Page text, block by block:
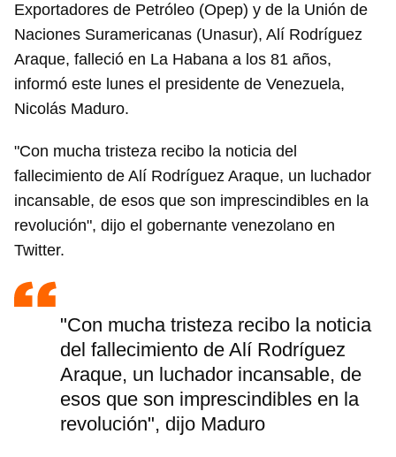
Exportadores de Petróleo (Opep) y de la Unión de
Naciones Suramericanas (Unasur), Alí Rodríguez
Araque, falleció en La Habana a los 81 años,
informó este lunes el presidente de Venezuela,
Nicolás Maduro.
"Con mucha tristeza recibo la noticia del
fallecimiento de Alí Rodríguez Araque, un luchador
incansable, de esos que son imprescindibles en la
revolución", dijo el gobernante venezolano en
Twitter.
"Con mucha tristeza recibo la noticia
del fallecimiento de Alí Rodríguez
Araque, un luchador incansable, de
esos que son imprescindibles en la
revolución", dijo Maduro